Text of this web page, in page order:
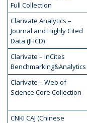
Full Collection
Clarivate Analytics –
Journal and Highly Cited
Data (JHCD)
Clarivate – InCites
Benchmarking&Analytics
Clarivate – Web of
Science Core Collection
CNKI CAJ (Chinese